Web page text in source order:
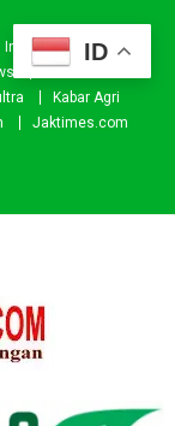
Investor
Donasi
Kabar.id
Kabar Agri
Jaktimes.com
ID